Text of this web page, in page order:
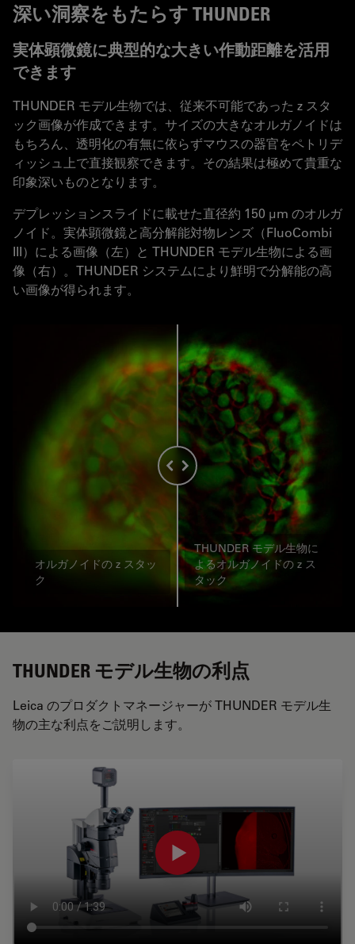
深い洞察をもたらす THUNDER
実体顕微鏡に典型的な大きい作動距離を活用
できます
THUNDER モデル生物では、従来不可能であった z スタ
ック画像が作成できます。サイズの大きなオルガノイドは
もちろん、透明化の有無に依らずマウスの器官をペトリデ
ィッシュ上で直接観察できます。その結果は極めて貴重な
印象深いものとなります。
デプレッションスライドに載せた直径約 150 µm のオルガ
ノイド。実体顕微鏡と高分解能対物レンズ（FluoCombi
III）による画像（左）と THUNDER モデル生物による画
像（右）。THUNDER システムにより鮮明で分解能の高
い画像が得られます。
オルガノイドの z スタッ
ク
THUNDER モデル生物に
よるオルガノイドの z ス
タック
THUNDER モデル生物の利点
Leica のプロダクトマネージャーが THUNDER モデル生
物の主な利点をご説明します。